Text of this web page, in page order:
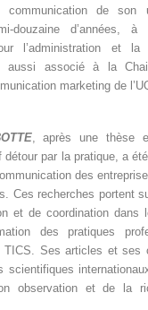
communication de son
douzaine d’années,
l’administration et la
aussi associé à la
marketing de
, après une thèse
détour par la pratique, a
des
Ces recherches portent
et de coordination dans
des pratiques
TICS. Ses articles et ses
scientifiques
observation et de la